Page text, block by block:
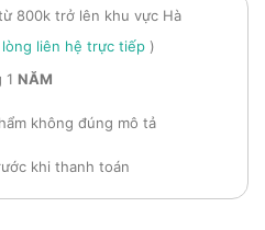
800k trở lên khu vực Hà
liên hệ trực tiếp )
1 NĂM
không đúng mô tả
khi thanh toán